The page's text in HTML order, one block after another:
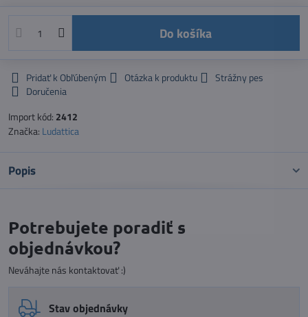
Do košíka
Pridať k Obľúbeným Otázka k produktu
Strážny pes
Doručenia
Import kód: 2412
Značka: Ludattica
Popis
Potrebujete poradiť s
objednávkou?
Neváhajte nás kontaktovať :)
Stav objednávky